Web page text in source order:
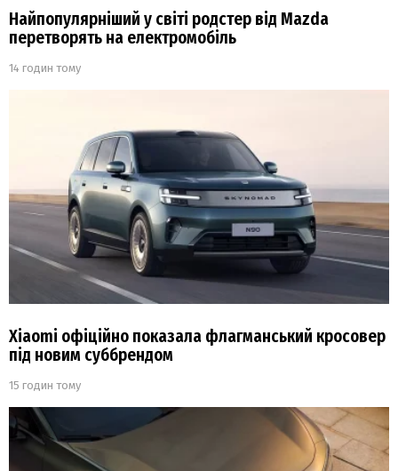
Найпопулярніший у світі родстер від Mazda
перетворять на електромобіль
14 годин тому
Xiaomi офіційно показала флагманський кросовер
під новим суббрендом
15 годин тому